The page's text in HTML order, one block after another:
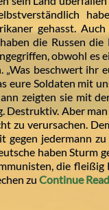
gehasst.
die Russen
obwohl es
beschwert ihr
eure Soldaten mit
zeigten sie mit
Destruktiv. Aber
zu verursachen.
gegen jedermann
haben
die
zu Continue